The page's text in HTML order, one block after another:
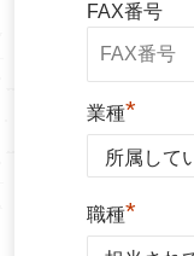
FAX番号
業種*
職種*